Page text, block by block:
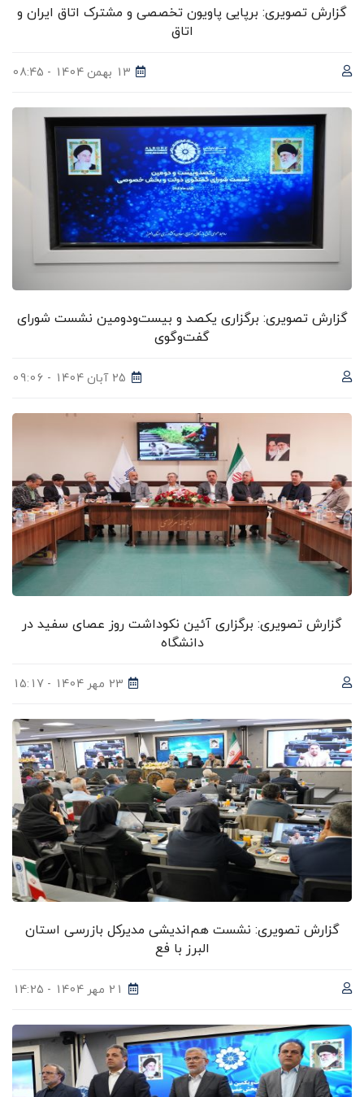
گزارش تصویری: برپایی پاویون تخصصی و مشترک اتاق ایران و
اتاق
13 بهمن 1404 - 08:45
گزارش تصویری: برگزاری یکصد و بیست‌ودومین نشست شورای
گفت‌وگوی
25 آبان 1404 - 09:06
گزارش تصویری: برگزاری آئین نکوداشت روز عصای سفید در
دانشگاه
23 مهر 1404 - 15:17
گزارش تصویری: نشست هم‌اندیشی مدیرکل بازرسی استان
البرز با فع
21 مهر 1404 - 14:25